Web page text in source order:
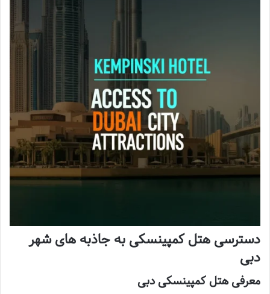
دسترسی هتل کمپینسکی به جاذبه های شهر
دبی
معرفی هتل کمپینسکی دبی